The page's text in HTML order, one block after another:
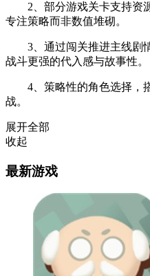
2、部分游戏关卡支持资
专注策略而非数值堆砌。
3、通过闯关推进主线剧
战斗更强的代入感与故事性。
4、策略性的角色选择，
战。
展开全部
收起
最新游戏